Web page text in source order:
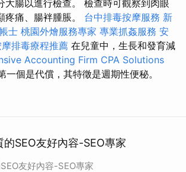
大腸以進行檢查。 檢查時可觀察到肉眼
疼痛、腸袢腫脹。 台中排毒按摩服務 新
士 桃園外燴服務專家 專業抓姦服務 安
排毒療程推薦 在兒童中，生長和發育減
Accounting Firm CPA Solutions
一個是代償，其特徵是週期性便秘。
SEO友好內容-SEO專家
友好內容-SEO專家